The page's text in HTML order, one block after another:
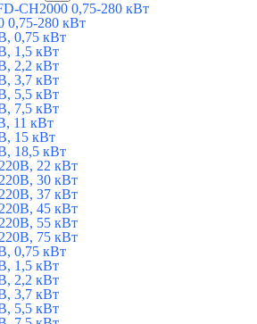
CH2000 0,75-280 кВт
0,75-280 кВт
0,75 кВт
1,5 кВт
2,2 кВт
3,7 кВт
5,5 кВт
7,5 кВт
11 кВт
15 кВт
18,5 кВт
22 кВт
30 кВт
37 кВт
45 кВт
55 кВт
75 кВт
0,75 кВт
1,5 кВт
2,2 кВт
3,7 кВт
5,5 кВт